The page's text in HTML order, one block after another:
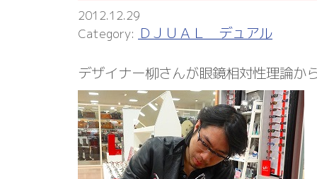
2012.12.29
ＤＪＵＡＬ デュアル
デザイナー柳さんが眼鏡相対性理論か